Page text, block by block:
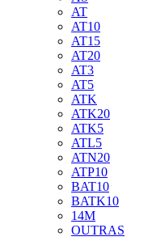
AT
AT10
AT15
AT20
AT3
AT5
ATK
ATK20
ATK5
ATL5
ATN20
ATP10
BAT10
BATK10
14M
OUTRAS